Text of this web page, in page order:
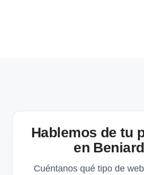
Hablemos de tu
en
Cuéntanos qué tipo de